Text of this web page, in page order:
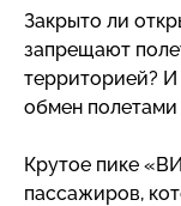
Закрыто ли
запрещают
территорией? И
обмен полетами
Крутое пике
пассажиров,